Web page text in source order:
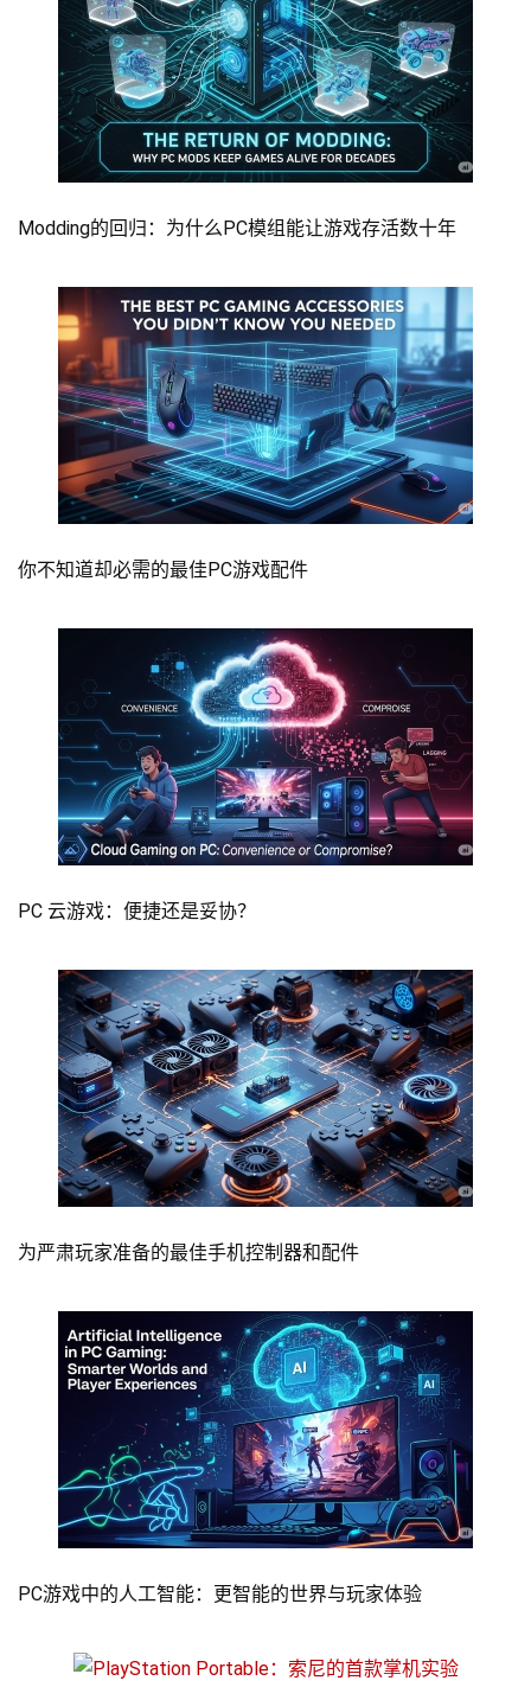
Modding的回归：为什么PC模组能让游戏存活数十年
你不知道却必需的最佳PC游戏配件
PC 云游戏：便捷还是妥协？
为严肃玩家准备的最佳手机控制器和配件
PC游戏中的人工智能：更智能的世界与玩家体验